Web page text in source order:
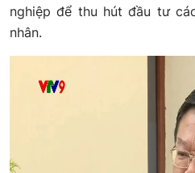
nghiệp để thu hút đầu tư
nhân.